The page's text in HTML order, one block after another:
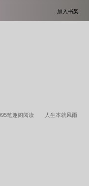
加入书架
笔趣阁阅读 人生本就风雨
内容